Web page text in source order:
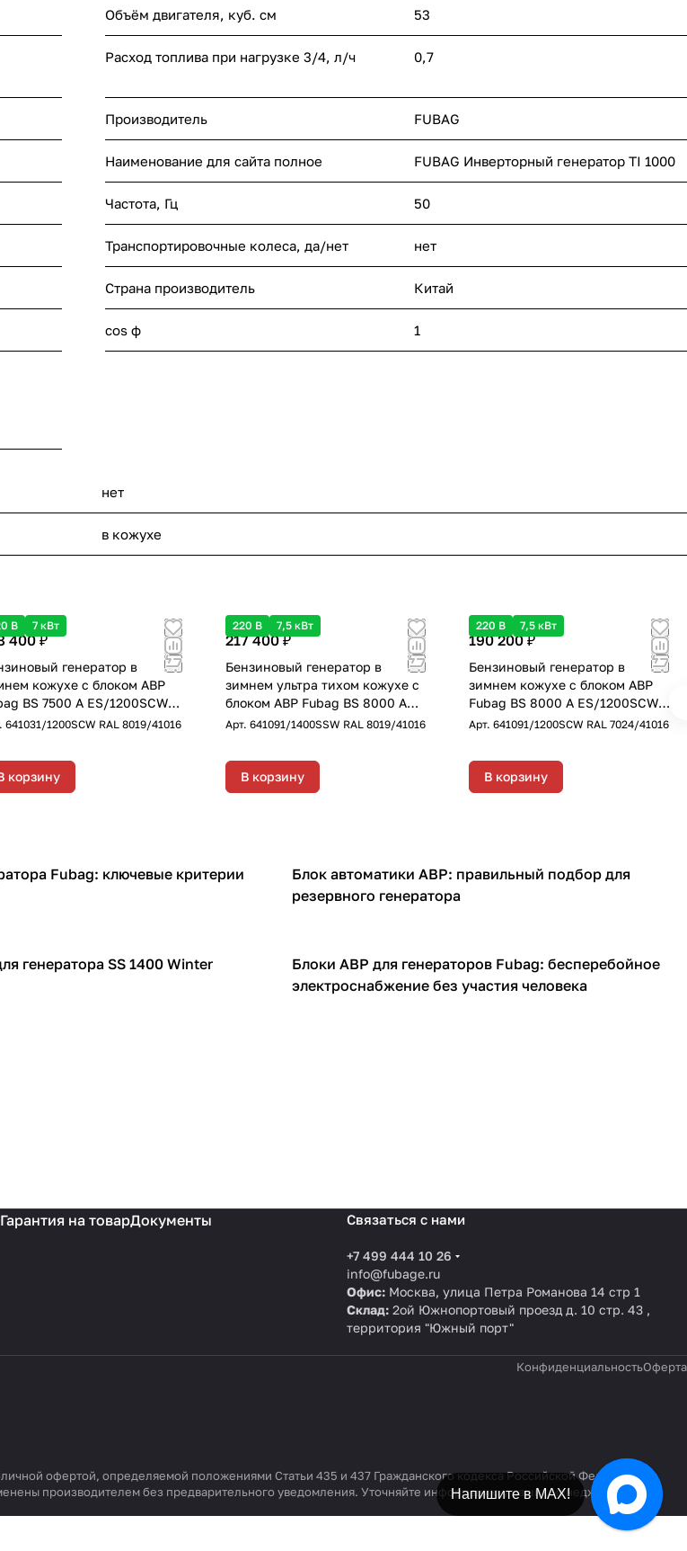
Объём двигателя, куб. см 53
Расход топлива при нагрузке 3/4, л/ч 0,7
Производитель FUBAG
Наименование для сайта полное FUBAG Инверторный генератор TI 1000
Частота, Гц 50
Транспортировочные колеса, да/нет нет
Страна производитель Китай
cos ф 1
нет
в кожухе
В 7 кВт
400 ₽
генератор в
кожухе с блоком АВР
BS 7500 A ES/1200SCW
8019 однофазный с
641031/1200SCW RAL 8019/41016
корзину
220 В 7,5 кВт
217 400 ₽
Бензиновый генератор в
зимнем ультра тихом кожухе с
блоком АВР Fubag BS 8000 A
ES/1400SSW RAL 8019
Арт. 641091/1400SSW RAL 8019/41016
В корзину
220 В 7,5 кВт
190 200 ₽
Бензиновый генератор в
зимнем кожухе с блоком АВР
Fubag BS 8000 A ES/1200SCW
RAL 7024 однофазный с
Арт. 641091/1200SCW RAL 7024/41016
В корзину
Fubag: ключевые критерии
Генераторы
Блок автоматики АВР: правильный подбор для
резервного генератора
генератора SS 1400 Winter Генераторы
Блоки АВР для генераторов Fubag: бесперебойное
электроснабжение без участия человека
Гарантия на товарДокументы Связаться с нами
+7 499 444 10 26
info@fubage.ru
Офис:Москва, улица Петра Романова 14 стр 1
Склад:2ой Южнопортовый проезд д. 10 стр. 43 ,
территория "Южный порт"
КонфиденциальностьОферта
офертой, определяемой положениями Статьи 435 и 437 Гражданского кодекса Российской Федерации.
производителем без предварительного уведомления. Уточняйте информацию у наших менеджеров по
Напишите в МАХ!